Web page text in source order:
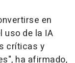
en
uso de la IA
críticas y
ha afirmado,